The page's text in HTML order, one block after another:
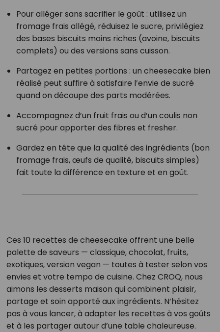
Pour alléger sans sacrifier le goût : utilisez un
fromage frais allégé, réduisez le sucre, privilégiez
des bases biscuits moins riches (avoine, biscuits
complets) ou des versions sans cuisson.
Partagez en petites portions : un cheesecake bien
réalisé peut suffire à satisfaire l’envie de sucré
quand on découpe des parts modérées.
Accompagnez d’un fruit frais ou d’un coulis non
sucré pour apporter des fibres et fresher.
Gardez en tête que la qualité des ingrédients (bon
fromage frais, œufs de qualité, biscuits simples)
fait toute la différence en texture et en goût.
Ces 10 recettes de cheesecake offrent une belle
palette de saveurs — classique, chocolat, fruits,
exotiques, version vegan — toutes à tester selon vos
envies et votre tempo de cuisine. Chez CROQ, nous
aimons les desserts maison qui combinent plaisir,
partage et soin apporté aux ingrédients. N’hésitez
pas à vous lancer, à adapter les recettes à vos goûts
et à les partager autour d’une table chaleureuse.